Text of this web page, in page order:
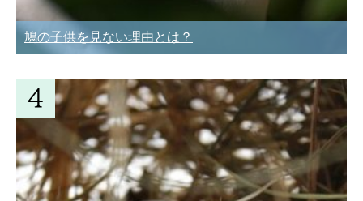
鳩の子供を見ない理由とは？